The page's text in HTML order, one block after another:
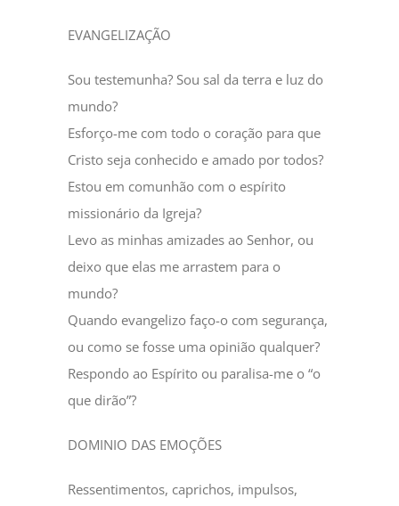
EVANGELIZAÇÃO
Sou testemunha? Sou sal da terra e luz do
mundo?
Esforço-me com todo o coração para que
Cristo seja conhecido e amado por todos?
Estou em comunhão com o espírito
missionário da Igreja?
Levo as minhas amizades ao Senhor, ou
deixo que elas me arrastem para o
mundo?
Quando evangelizo faço-o com segurança,
ou como se fosse uma opinião qualquer?
Respondo ao Espírito ou paralisa-me o “o
que dirão”?
DOMINIO DAS EMOÇÕES
Ressentimentos, caprichos, impulsos,